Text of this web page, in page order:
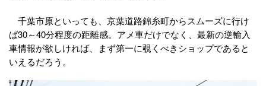
千葉市原といっても、京葉道路錦糸町からスムーズに行け
ば30～40分程度の距離感。アメ車だけでなく、最新の逆輸入
車情報が欲しければ、まず第一に覗くべきショップであると
いえるだろう。